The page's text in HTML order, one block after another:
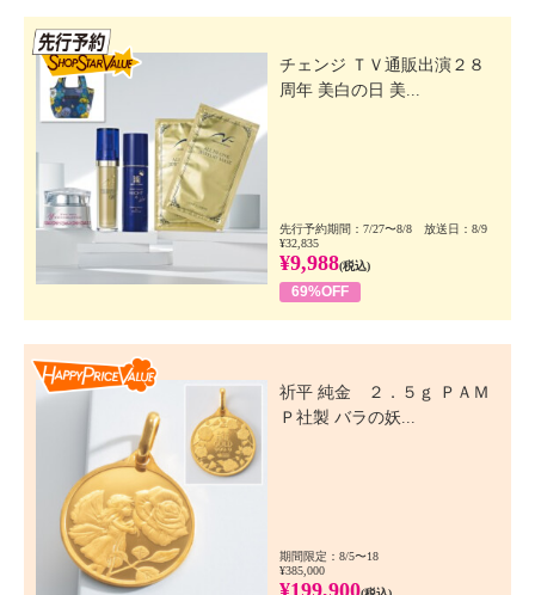
チェンジ ＴＶ通販出演２８
周年 美白の日 美...
先行予約期間：7/27〜8/8 放送日：8/9
¥32,835
¥9,988(税込)
69%OFF
祈平 純金 ２．５ｇ ＰＡＭ
Ｐ社製 バラの妖...
期間限定：8/5〜18
¥385,000
¥199,900